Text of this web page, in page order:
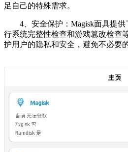
足自己的特殊需求。
4、安全保护：Magisk面具提供
行系统完整性检查和游戏篡改检查
护用户的隐私和安全，避免不必要